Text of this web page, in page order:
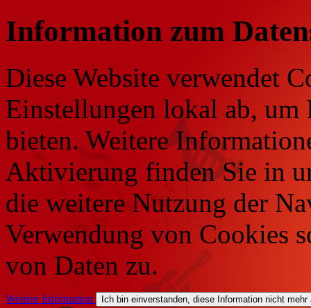
Information zum
Diese Website verwendet
Einstellungen lokal ab, um
bieten. Weitere
Aktivierung finden Sie in
die weitere Nutzung der
Verwendung von Cookies
von Daten zu.
Weitere Information Ich bin einverstanden, diese Information nicht mehr